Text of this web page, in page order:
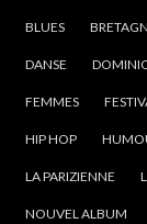
BLUES
DANSE
FEMMES
HIP HOP
LA PARIZIENNE
NOUVEL ALBUM